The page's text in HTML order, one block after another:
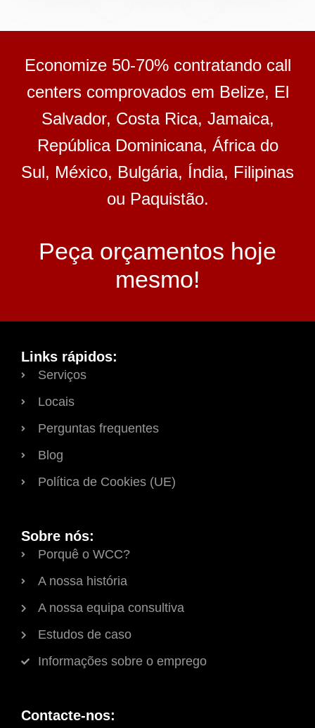
Economize 50-70% contratando call
centers comprovados em Belize, El
Salvador, Costa Rica, Jamaica,
República Dominicana, África do
Sul, México, Bulgária, Índia, Filipinas
ou Paquistão.
Peça orçamentos hoje
mesmo!
Links rápidos:
Serviços
Locais
Perguntas frequentes
Blog
Política de Cookies (UE)
Sobre nós:
Porquê o WCC?
A nossa história
A nossa equipa consultiva
Estudos de caso
Informações sobre o emprego
Contacte-nos: